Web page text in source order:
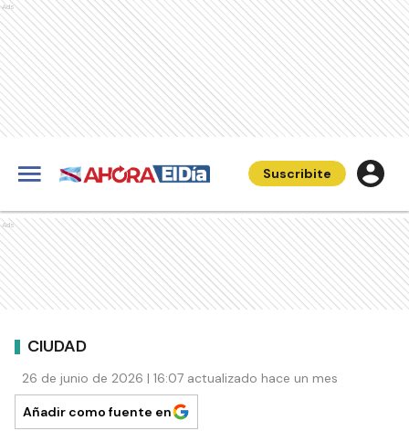
Ads
Suscribite
Ads
CIUDAD
26 de junio de 2026 | 16:07 actualizado hace un mes
Añadir como fuente en